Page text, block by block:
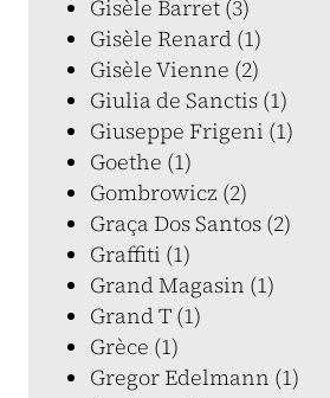
Gisèle Barret (3)
Gisèle Renard (1)
Gisèle Vienne (2)
Giulia de Sanctis (1)
Giuseppe Frigeni (1)
Goethe (1)
Gombrowicz (2)
Graça Dos Santos (2)
Graffiti (1)
Grand Magasin (1)
Grand T (1)
Grèce (1)
Gregor Edelmann (1)